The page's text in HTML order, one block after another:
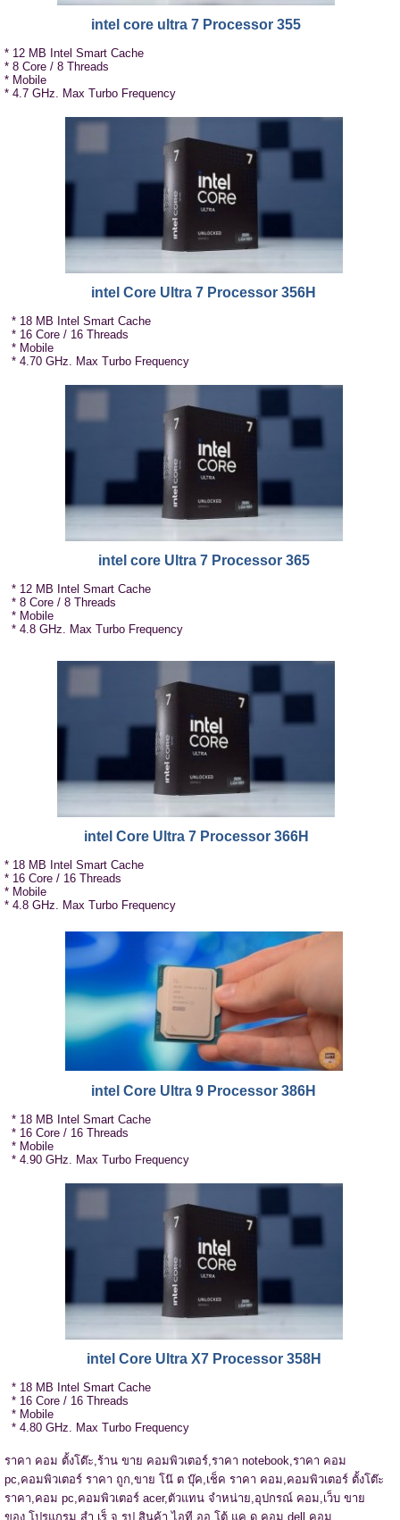
intel core ultra 7 Processor 355
* 12 MB Intel Smart Cache
* 8 Core / 8 Threads
* Mobile
* 4.7 GHz. Max Turbo Frequency
intel Core Ultra 7 Processor 356H
* 18 MB Intel Smart Cache
* 16 Core / 16 Threads
* Mobile
* 4.70 GHz. Max Turbo Frequency
intel core Ultra 7 Processor 365
* 12 MB Intel Smart Cache
* 8 Core / 8 Threads
* Mobile
* 4.8 GHz. Max Turbo Frequency
intel Core Ultra 7 Processor 366H
* 18 MB Intel Smart Cache
* 16 Core / 16 Threads
* Mobile
* 4.8 GHz. Max Turbo Frequency
intel Core Ultra 9 Processor 386H
* 18 MB Intel Smart Cache
* 16 Core / 16 Threads
* Mobile
* 4.90 GHz. Max Turbo Frequency
intel Core Ultra X7 Processor 358H
* 18 MB Intel Smart Cache
* 16 Core / 16 Threads
* Mobile
* 4.80 GHz. Max Turbo Frequency
ราคา คอม ตั้งโต๊ะ, ร้าน ขาย คอมพิวเตอร์, ราคา notebook, ราคา คอม
pc, คอมพิวเตอร์ ราคา ถูก, ขาย โน๊ ต บุ๊ค, เช็ค ราคา คอม, คอมพิวเตอร์ ตั้งโต๊ะ
ราคา, คอม pc, คอมพิวเตอร์ acer, ตัวแทน จำหน่าย, อุปกรณ์ คอม, เว็บ ขาย
ของ, โปรแกรม สํา เร็ จ รูป, สินค้า ไอที, ออ โต้ แค ด,คอม dell,คอม